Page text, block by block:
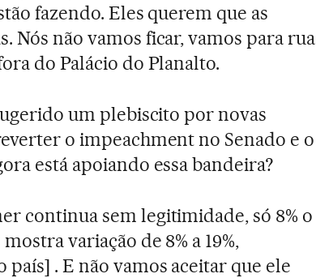
fazendo. Eles querem que as
Nós não vamos ficar, vamos para rua
do Palácio do Planalto.
um plebiscito por novas
o impeachment no Senado e o
está apoiando essa bandeira?
continua sem legitimidade, só 8% o
variação de 8% a 19%,
. E não vamos aceitar que ele